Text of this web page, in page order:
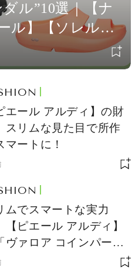
ル”10選｜【ナ
ル】【ソレル】
な一足と暑さ極
けて
エール アルディ】の財
スリムな見た目で所作
マートに！
ムでスマートな実力
【ピエール アルディ】
ヴァロア コインパー
vol.1017